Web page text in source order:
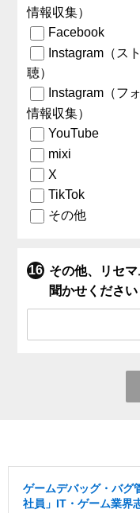
情報収集）
Facebook
Instagram（ス
聴）
Instagram（フ
情報収集）
YouTube
mixi
X
TikTok
その他
その他、リセ
聞かせください
ゲームデバッグ・バグ
社員」IT・ゲーム業界